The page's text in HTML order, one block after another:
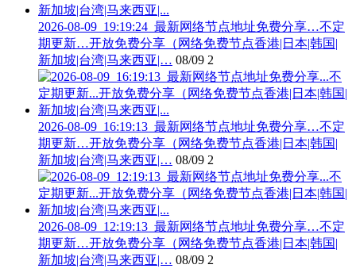
2026-08-09_19:19:24_最新网络节点地址免费分享…不定
期更新…开放免费分享（网络免费节点香港|日本|韩国|
新加坡|台湾|马来西亚|… 08/09 2
2026-08-09_16:19:13_最新网络节点地址免费分享…不定
期更新…开放免费分享（网络免费节点香港|日本|韩国|
新加坡|台湾|马来西亚|… 08/09 2
2026-08-09_12:19:13_最新网络节点地址免费分享…不定
期更新…开放免费分享（网络免费节点香港|日本|韩国|
新加坡|台湾|马来西亚|… 08/09 2